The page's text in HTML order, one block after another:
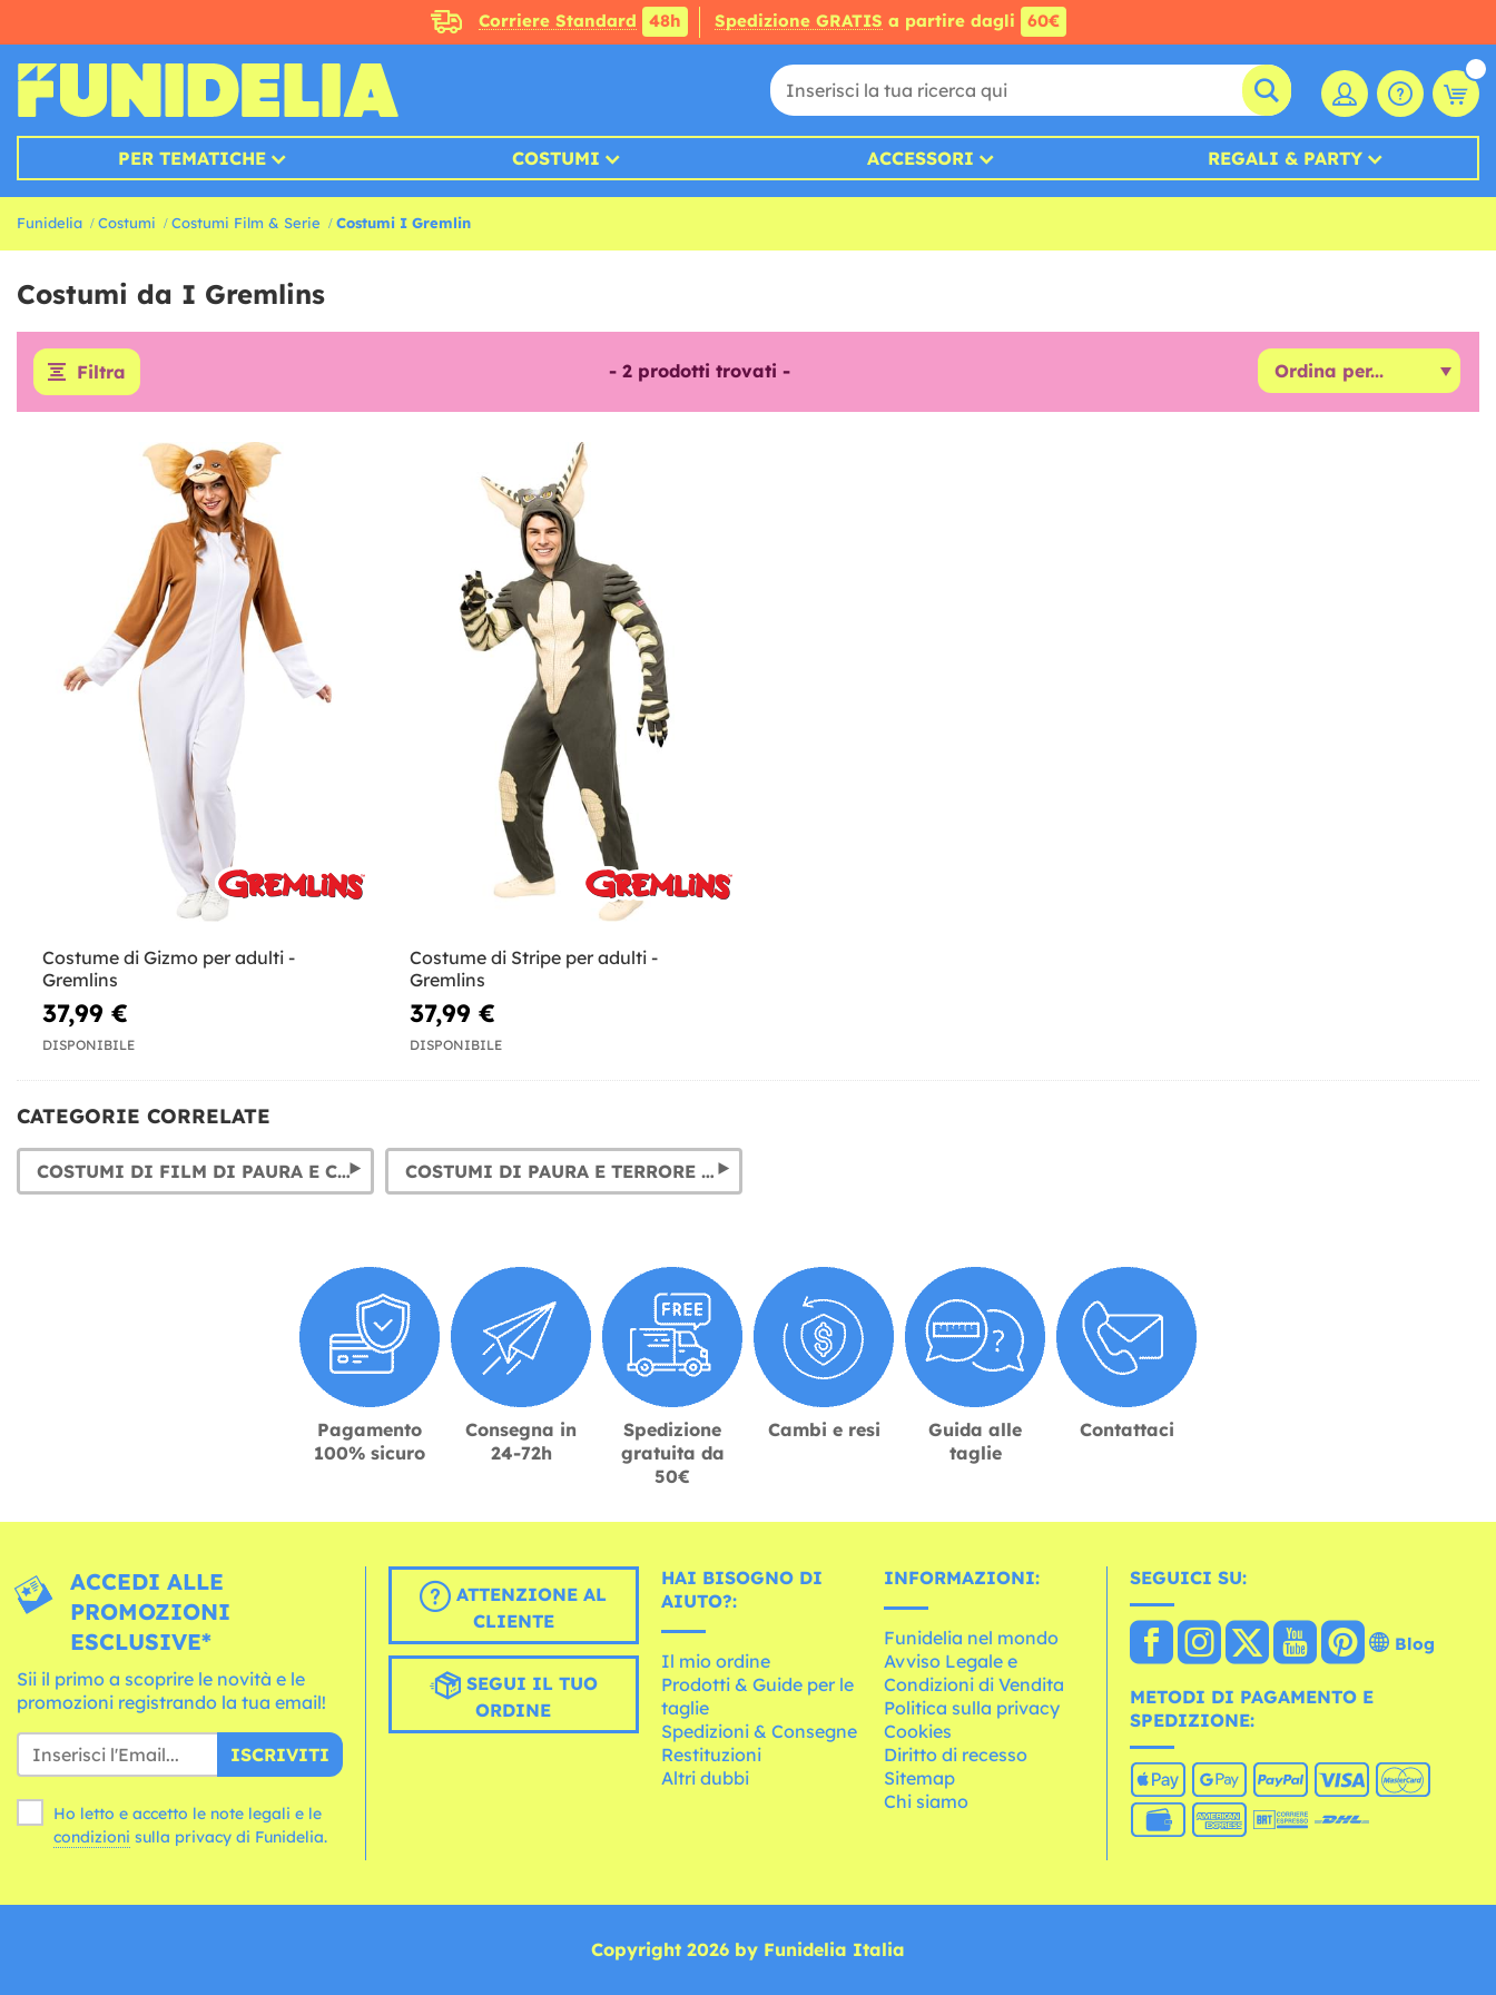
Corriere Standard 48h Spedizione GRATIS a partire dagli 60€
PER TEMATICHE COSTUMI ACCESSORI REGALI & PARTY
Funidelia Costumi Costumi Film & Serie Costumi I Gremlin
Costumi da I Gremlins
Filtra - 2prodotti trovati -
Costume di Gizmo per adulti -
Gremlins
37,99 €
DISPONIBILE
Costume di Stripe per adulti -
Gremlins
37,99 €
DISPONIBILE
CATEGORIE CORRELATE
COSTUMI DI FILM DI PAURA E CINEMA HORROR COSTUMI DI PAURA E TERRORE PER BAMBINI E ADULTI
Pagamento
100% sicuro
Consegna in
24-72h
Spedizione
gratuita da
50€
Cambi e resi
Guida alle
taglie
Contattaci
ACCEDI ALLE
PROMOZIONI
ESCLUSIVE*
Sii il primo a scoprire le novità e le
promozioni registrando la tua email!
ISCRIVITI
Ho letto e accetto le note legali e le
condizioni sulla privacy di Funidelia.
ATTENZIONE AL
CLIENTE
SEGUI IL TUO
ORDINE
HAI BISOGNO DI
AIUTO?:
Il mio ordine
Prodotti & Guide per le
taglie
Spedizioni & Consegne
Restituzioni
Altri dubbi
INFORMAZIONI:
Funidelia nel mondo
Avviso Legale e
Condizioni di Vendita
Politica sulla privacy
Cookies
Diritto di recesso
Sitemap
Chi siamo
SEGUICI SU:
Blog
METODI DI PAGAMENTO E
SPEDIZIONE:
Copyright 2026 by Funidelia Italia